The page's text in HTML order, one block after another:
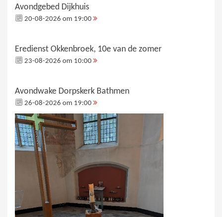
Avondgebed Dijkhuis
20-08-2026 om 19:00
Eredienst Okkenbroek, 10e van de zomer
23-08-2026 om 10:00
Avondwake Dorpskerk Bathmen
26-08-2026 om 19:00